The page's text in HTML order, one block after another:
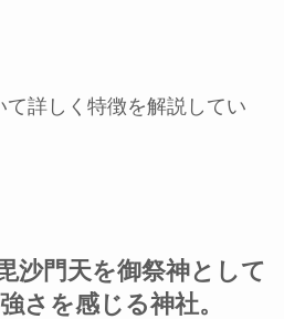
詳しく特徴を解説してい
沙門天を御祭神として
さを感じる神社。